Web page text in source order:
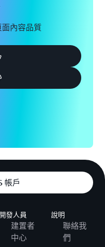
內容品質
帳戶
開發人員
建置者
中心
說明
聯絡我
們